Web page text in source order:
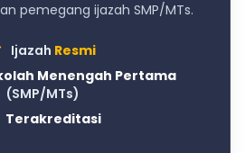
pemegang ijazah SMP/MTs.
Ijazah Resmi
Menengah Pertama
(SMP/MTs)
Terakreditasi